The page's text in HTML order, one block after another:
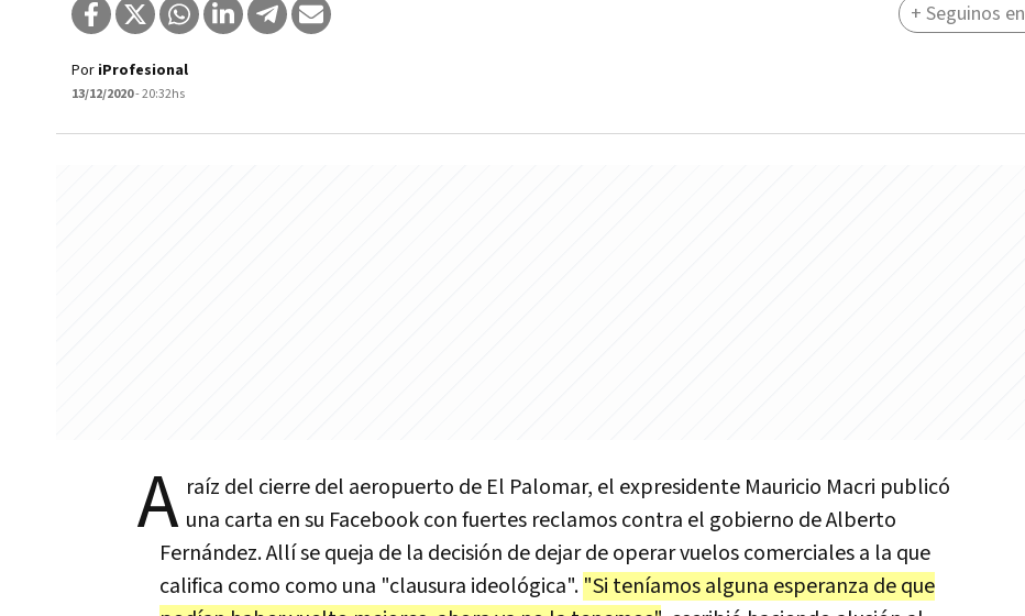
Por iProfesional
13/12/2020- 20:32hs
+ Seguinos en
A raíz del cierre del aeropuerto de El Palomar, el expresidente Mauricio Macri publicó
una carta en su Facebook con fuertes reclamos contra el gobierno de Alberto
Fernández. Allí se queja de la decisión de dejar de operar vuelos comerciales a la que
califica como como una "clausura ideológica". "Si teníamos alguna esperanza de que